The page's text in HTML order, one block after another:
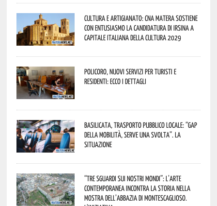
Cultura e Artigianato: CNA Matera sostiene
con entusiasmo la candidatura di Irsina a
Capitale Italiana della Cultura 2029
Policoro, nuovi servizi per turisti e
residenti: ecco i dettagli
Basilicata, trasporto pubblico locale: “Gap
della mobilità, serve una svolta”. La
situazione
“Tre Sguardi sui Nostri Mondi”: l’arte
contemporanea incontra la storia nella
mostra dell’Abbazia di Montescaglioso.